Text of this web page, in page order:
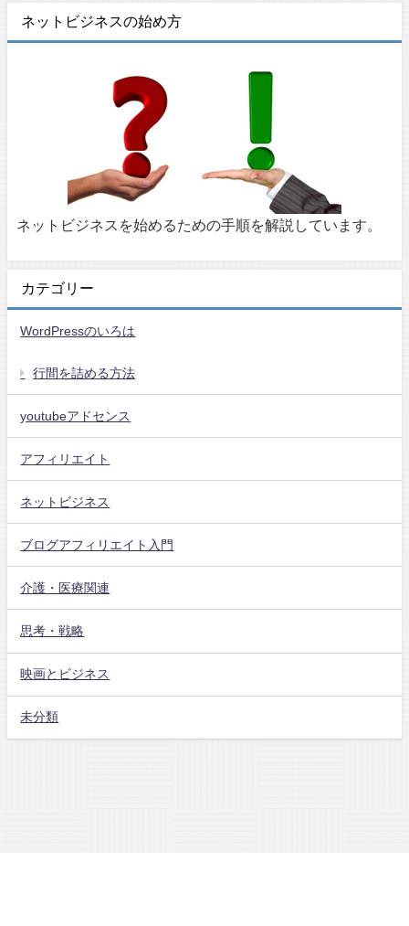
ネットビジネスの始め方
ネットビジネスを始めるための手順を解説しています。
カテゴリー
WordPressのいろは
行間を詰める方法
youtubeアドセンス
アフィリエイト
ネットビジネス
ブログアフィリエイト入門
介護・医療関連
思考・戦略
映画とビジネス
未分類